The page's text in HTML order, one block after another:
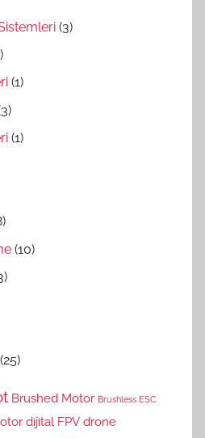
(3)
(1)
(1)
(10)
(25)
Brushed Motor Brushless ESC
dijital FPV drone